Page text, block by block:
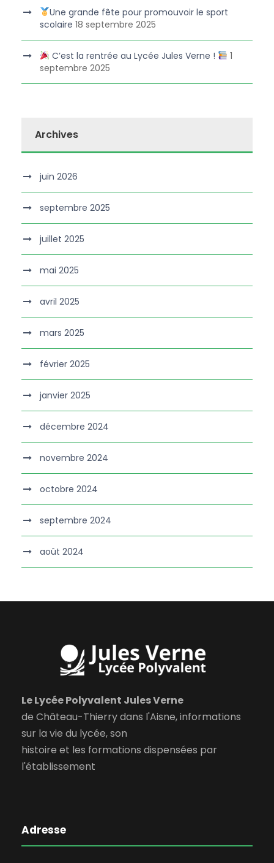
Une grande fête pour promouvoir le sport
scolaire 18 septembre 2025
C’est la rentrée au Lycée Jules Verne !
1
septembre 2025
Archives
juin 2026
septembre 2025
juillet 2025
mai 2025
avril 2025
mars 2025
février 2025
janvier 2025
décembre 2024
novembre 2024
octobre 2024
septembre 2024
août 2024
Le Lycée Polyvalent Jules Verne
de Château-Thierry dans l'Aisne, informations
sur la vie du lycée, son
histoire et les formations dispensées par
l'établissement
Adresse